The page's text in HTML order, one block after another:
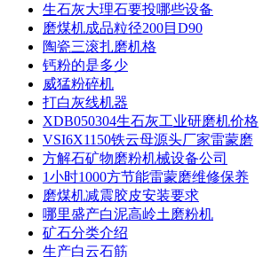
生石灰大理石要投哪些设备
磨煤机成品粒径200目D90
陶瓷三滚扎磨机格
钙粉的是多少
威猛粉碎机
打白灰线机器
XDB050304生石灰工业研磨机价格
VSI6X1150铁云母源头厂家雷蒙磨
方解石矿物磨粉机械设备公司
1小时1000方节能雷蒙磨维修保养
磨煤机减震胶皮安装要求
哪里盛产白泥高岭土磨粉机
矿石分类介绍
生产白云石筋